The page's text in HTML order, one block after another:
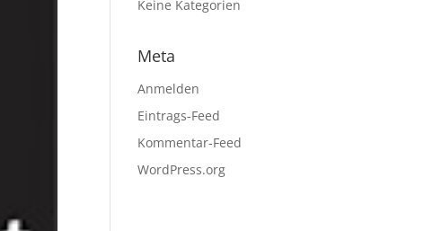
Keine Kategorien
Meta
Anmelden
Eintrags-Feed
Kommentar-Feed
WordPress.org